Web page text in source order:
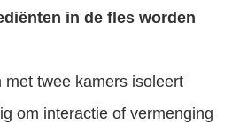
in de fles worden
twee kamers isoleert
om interactie of vermenging